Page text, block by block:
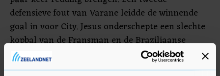
defensieve fout van Varane leidde de winnende
goal in voor City. Jesus onderschepte een slechte
kopbal van de Fransman en de Braziliaanse
aanvaller mikte de bal secuur in het doel van de
Madrilenen: 2-1.